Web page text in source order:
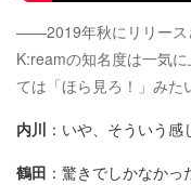
——2019年秋にリリース
K:reamの知名度は一気
ては「ほら見ろ！」みた
内川 ：いや、そういう感
鶴田 ：驚きでしかなか